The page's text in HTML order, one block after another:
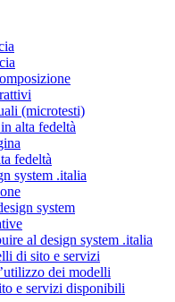
(microtesti)
alta fedeltà
fedeltà
system .italia
system
al design system .italia
di sito e servizi
dei modelli
e servizi disponibili